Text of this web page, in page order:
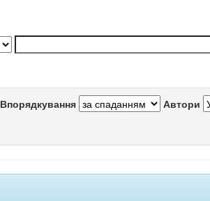
Впорядкування Автори